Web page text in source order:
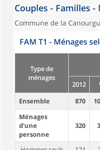
Couples - Familles -
Commune de la
FAM T1 - Ménages
Type de
ménages
2012
Ensemble
870
Ménages
d'une
personne
320